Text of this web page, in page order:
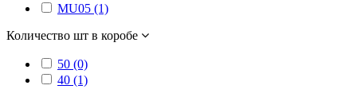
MU05 (1)
Количество шт в коробе
50 (0)
40 (1)